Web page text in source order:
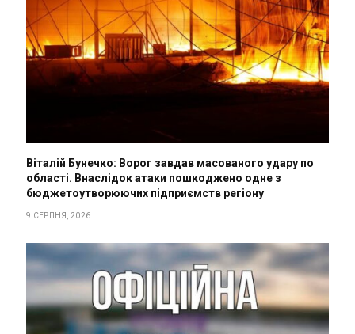
Віталій Бунечко: Ворог завдав масованого удару по
області. Внаслідок атаки пошкоджено одне з
бюджетоутворюючих підприємств регіону
9 СЕРПНЯ, 2026